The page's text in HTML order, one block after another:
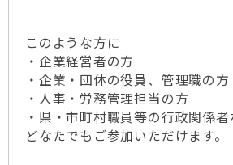
このような方に
・企業経営者の方
・企業・団体の役員、管理職の方
・人事・労務管理担当の方
・県・市町村職員等の行政関係者
どなたでもご参加いただけます。